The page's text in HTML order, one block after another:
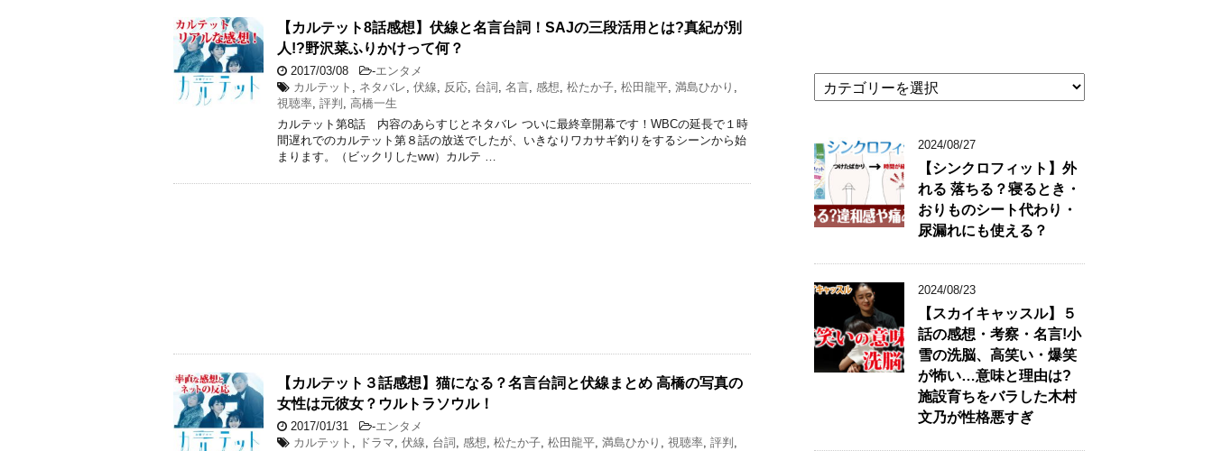
【カルテット8話感想】伏線と名言台詞！SAJの三段活用とは?真紀が別
人!?野沢菜ふりかけって何？
2017/03/08 -エンタメ
カルテット , ネタバレ, 伏線, 反応, 台詞 , 名言, 感想, 松たか子, 松田龍平, 満島ひかり ,
視聴率, 評判 , 高橋一生
カルテット第8話 内容のあらすじとネタバレ ついに最終章開幕です！WBCの延長で１時
間遅れでのカルテット第８話の放送でしたが、いきなりワカサギ釣りをするシーンから始
まります。（ビックリしたww）カルテ …
【カルテット３話感想】猫になる？名言台詞と伏線まとめ 高橋の写真の
女性は元彼女？ウルトラソウル！
2017/01/31 -エンタメ
カルテット , ドラマ, 伏線, 台詞 , 感想, 松たか子, 松田龍平, 満島ひかり , 視聴率, 評判 ,
記
テ
ゴ
リ
★
2024/08/27
【シンクロフィット】外
れる 落ちる？寝るとき・
おりものシート代わり・
尿漏れにも使える？
2024/08/23
【スカイキャッスル】５
話の感想・考察・名言!小
雪の洗脳、高笑い・爆笑
が怖い…意味と理由は?
施設育ちをバラした木村
文乃が性格悪すぎ